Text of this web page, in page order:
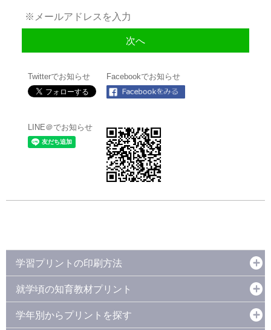
Twitterでお知らせ Facebookでお知らせ
LINE＠でお知らせ
学習プリントの印刷方法
就学頃の知育教材プリント
学年別からプリントを探す